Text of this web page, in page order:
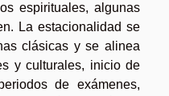
espirituales, algunas
La estacionalidad se
clásicas y se alinea
y culturales, inicio de
de exámenes,